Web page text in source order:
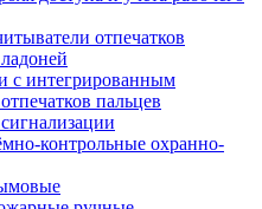
отпечатков
с интегрированным
пальцев
контрольные охранно-